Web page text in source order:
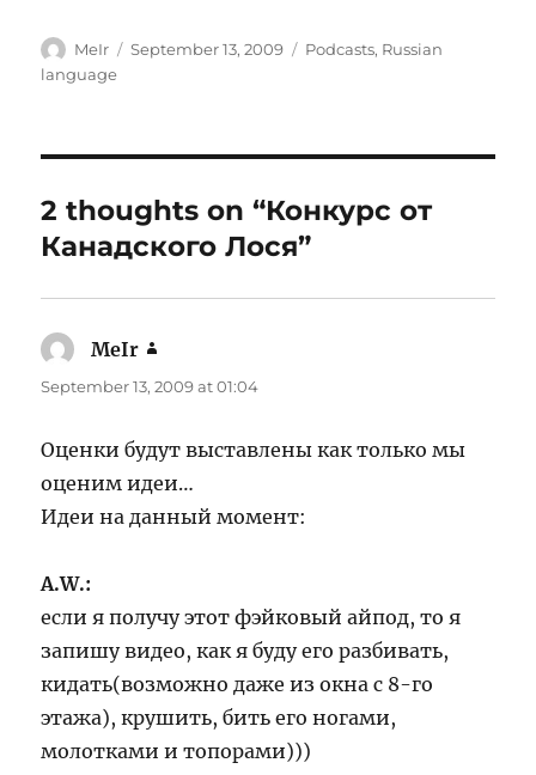
Author
MeIr
Posted
September 13, 2009 Categories
Podcasts, Russian
language
2 thoughts on “Конкурс от
Канадского Лося”
MeIr
September 13, 2009 at 01:04
Оценки будут выставлены как только мы
оценим идеи…
Идеи на данный момент:
A.W.:
если я получу этот фэйковый айпод, то я
запишу видео, как я буду его разбивать,
кидать(возможно даже из окна с 8-го
этажа), крушить, бить его ногами,
молотками и топорами)))